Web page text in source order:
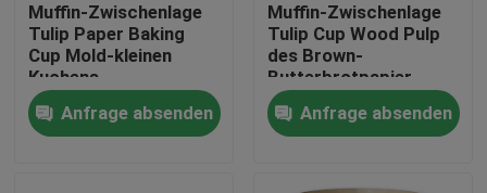
Über uns
Fabrik-Ausflug
Muffin-Zwischenlage
Tulip Paper Baking
Cup Mold-kleinen
Kuchens
Anfrage absenden
Muffin-Zwischenlage
Tulip Cup Wood Pulp
des Brown-
Butterbrotpapier-
backende Form-
kleinen Kuchens
Anfrage absenden